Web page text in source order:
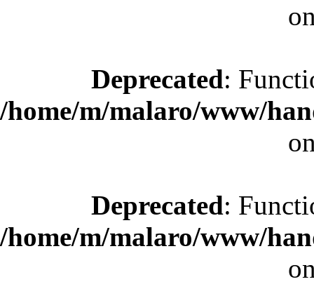
Deprecated:
/home/m/malaro/www/
Deprecated:
/home/m/malaro/www/